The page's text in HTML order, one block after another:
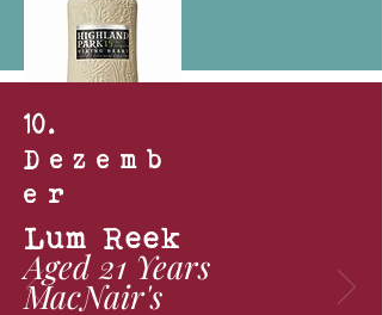
10.
Dezemb
er
Lum Reek
Aged 21 Years
MacNair's